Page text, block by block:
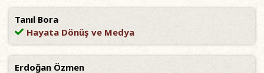
Tanıl Bora
Hayata Dönüş ve Medya
Erdoğan Özmen